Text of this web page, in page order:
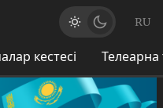
RU
кестесі